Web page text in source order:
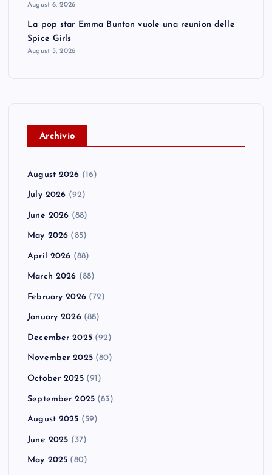
August 6, 2026
La pop star Emma Bunton vuole una reunion delle
Spice Girls
August 5, 2026
Archivio
August 2026 (16)
July 2026 (92)
June 2026 (88)
May 2026 (85)
April 2026 (88)
March 2026 (88)
February 2026(72)
January 2026(88)
December 2025(92)
November 2025(80)
October 2025(91)
September 2025 (83)
August 2025 (59)
June 2025 (37)
May 2025 (80)